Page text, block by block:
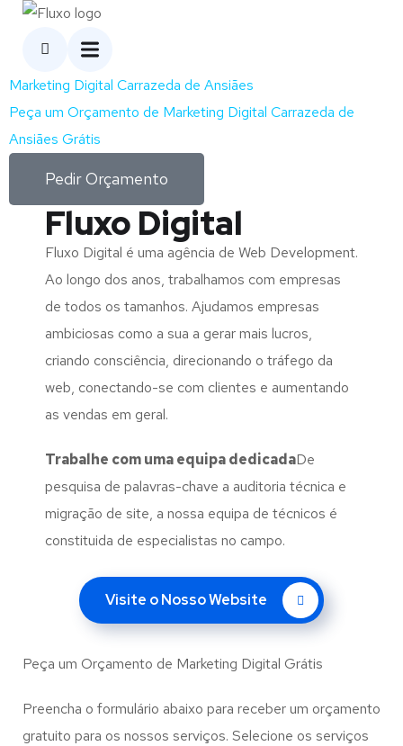
Marketing Digital Carrazeda de Ansiães
Peça um Orçamento de Marketing Digital Carrazeda de
Ansiães Grátis
Pedir Orçamento
Fluxo Digital
Fluxo Digital é uma agência de Web Development.
Ao longo dos anos, trabalhamos com empresas
de todos os tamanhos. Ajudamos empresas
ambiciosas como a sua a gerar mais lucros,
criando consciência, direcionando o tráfego da
web, conectando-se com clientes e aumentando
as vendas em geral.
Trabalhe com umaequipa dedicadaDe
pesquisa de palavras-chave a auditoria técnica e
migração de site, a nossa equipa de técnicos é
constituida de especialistas no campo.
Visite o Nosso Website
Peça um Orçamento de Marketing Digital Grátis
Preencha o formulário abaixo para receber um orçamento
gratuito para os nossos serviços. Selecione os serviços